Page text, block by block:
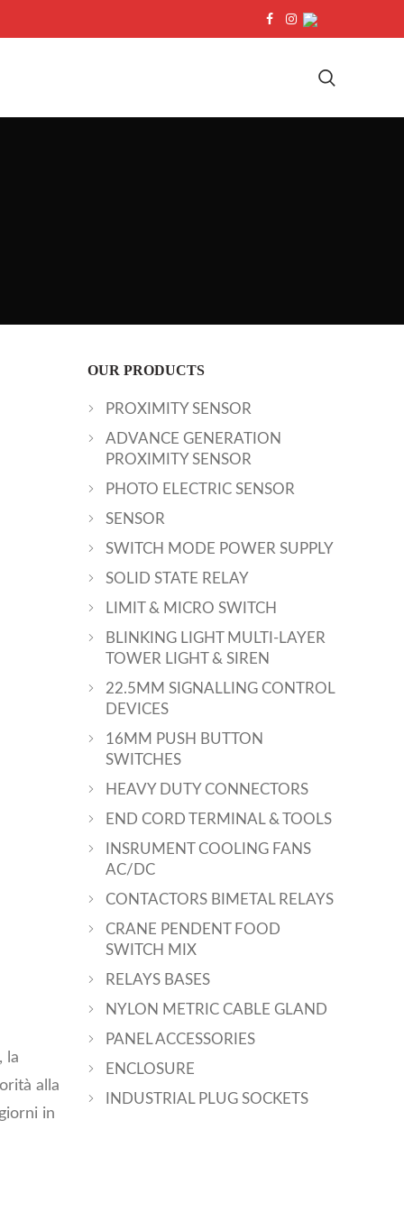
la
alla
in
OUR PRODUCTS
PROXIMITY SENSOR
ADVANCE GENERATION
PROXIMITY SENSOR
PHOTO ELECTRIC SENSOR
SENSOR
SWITCH MODE POWER SUPPLY
SOLID STATE RELAY
LIMIT & MICRO SWITCH
BLINKING LIGHT MULTI-LAYER
TOWER LIGHT & SIREN
22.5MM SIGNALLING CONTROL
DEVICES
16MM PUSH BUTTON
SWITCHES
HEAVY DUTY CONNECTORS
END CORD TERMINAL & TOOLS
INSRUMENT COOLING FANS
AC/DC
CONTACTORS BIMETAL RELAYS
CRANE PENDENT FOOD
SWITCH MIX
RELAYS BASES
NYLON METRIC CABLE GLAND
PANEL ACCESSORIES
ENCLOSURE
INDUSTRIAL PLUG SOCKETS